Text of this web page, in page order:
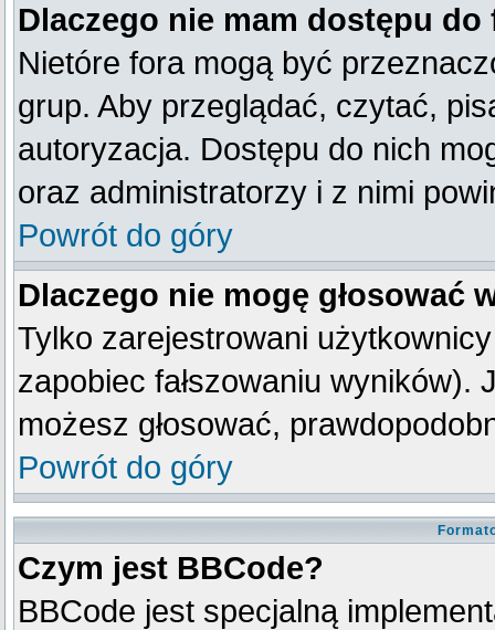
Dlaczego nie mam dostępu do
Nietóre fora mogą być
grup. Aby przeglądać, czytać,
autoryzacja. Dostępu do nich
oraz administratorzy i z nimi
Powrót do góry
Dlaczego nie mogę głosować
Tylko zarejestrowani
zapobiec fałszowaniu wyników).
możesz głosować,
Powrót do góry
Czym jest BBCode?
BBCode jest specjalną